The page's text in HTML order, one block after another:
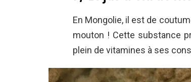
En Mongolie, il est de
mouton ! Cette substance
plein de vitamines à ses